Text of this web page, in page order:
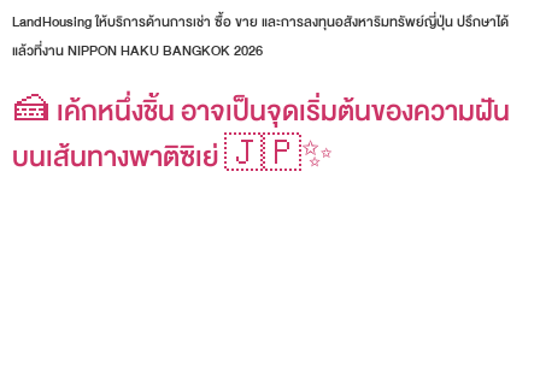
LandHousing ให้บริการด้านการเช่า ซื้อ ขาย และการลงทุนอสังหาริมทรัพย์ญี่ปุ่น ปรึกษาได้
แล้วที่งาน NIPPON HAKU BANGKOK 2026
🍰 เค้กหนึ่งชิ้น อาจเป็นจุดเริ่มต้นของความฝัน
บนเส้นทางพาติซิเย่ 🇯🇵✨